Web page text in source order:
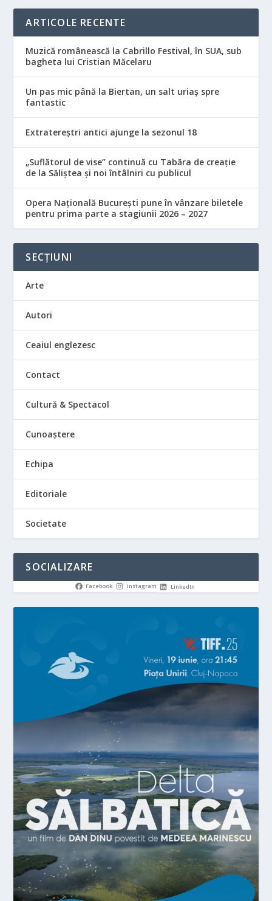
ARTICOLE RECENTE
Muzică românească la Cabrillo Festival, în SUA, sub
bagheta lui Cristian Măcelaru
Un pas mic până la Biertan, un salt uriaș spre
fantastic
Extratereștri antici ajunge la sezonul 18
„Suflătorul de vise” continuă cu Tabăra de creație
de la Săliștea și noi întâlniri cu publicul
Opera Națională București pune în vânzare biletele
pentru prima parte a stagiunii 2026 – 2027
SECȚIUNI
Arte
Autori
Ceaiul englezesc
Contact
Cultură & Spectacol
Cunoaștere
Echipa
Editoriale
Societate
SOCIALIZARE
Facebook Instagram LinkedIn